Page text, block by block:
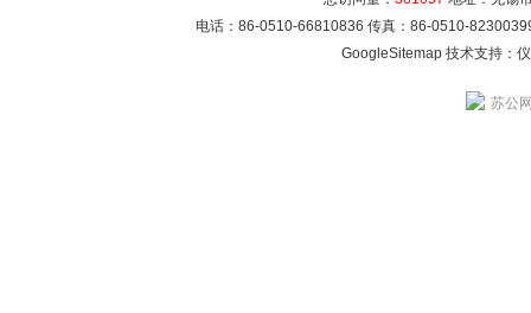
电话：86-0510-66810836 传真：86-0510-
GoogleSitemap技术支持：
苏公